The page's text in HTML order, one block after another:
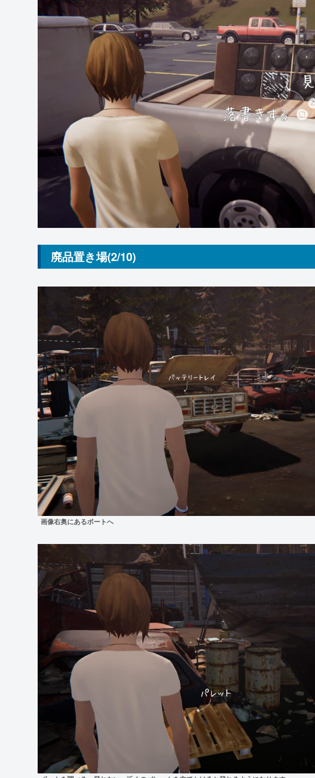
廃品置き場(2/10)
画像右奥にあるボートへ